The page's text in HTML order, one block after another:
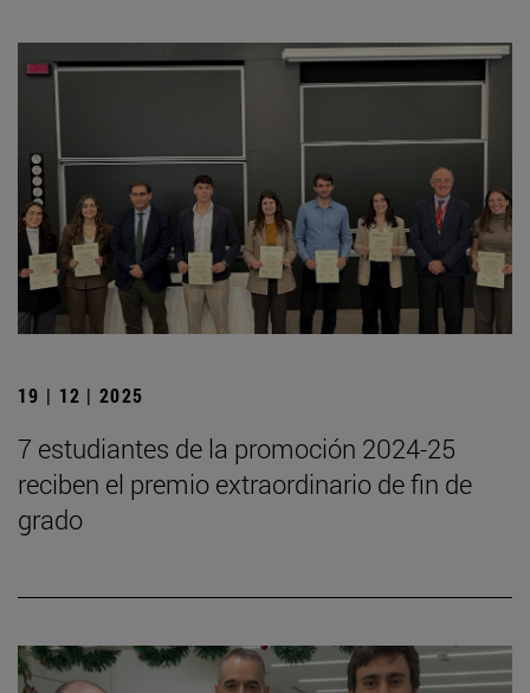
19 | 12 | 2025
7 estudiantes de la promoción 2024-25
reciben el premio extraordinario de fin de
grado